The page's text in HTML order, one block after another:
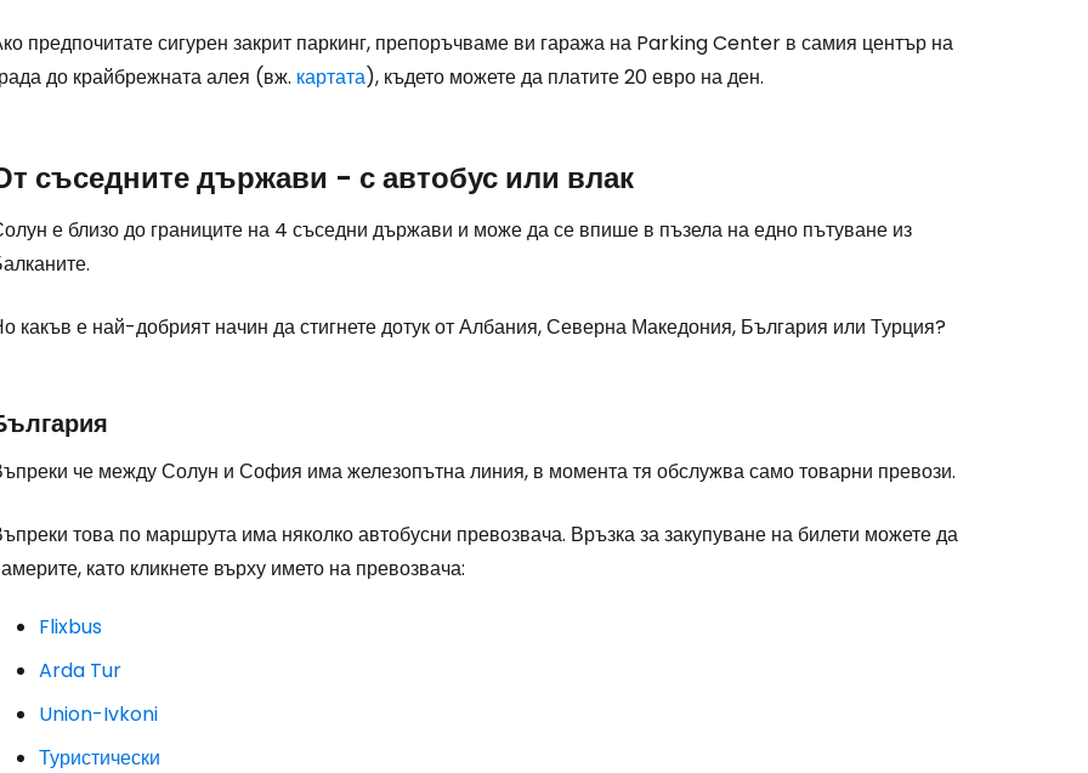
предпочитате сигурен закрит паркинг, препоръчваме ви гаража на Parking Center в самия център на
до крайбрежната алея (вж. картата), където можете да платите 20 евро на ден.
съседните държави - с автобус или влак
е близо до границите на 4 съседни държави и може да се впише в пъзела на едно пътуване из
какъв е най-добрият начин да стигнете дотук от Албания, Северна Македония, България или Турция?
че между Солун и София има железопътна линия, в момента тя обслужва само товарни превози.
това по маршрута има няколко автобусни превозвача. Връзка за закупуване на билети можете да
като кликнете върху името на превозвача:
Flixbus
Arda Tur
Union-Ivkoni
Туристически
Продължете с Facebook